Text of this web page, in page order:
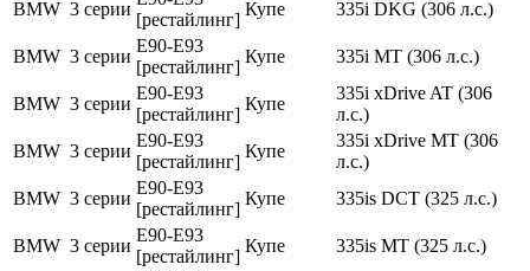
BMW 3 серии
[рестайлинг]
Купе 335i DKG (306 л.с.)
BMW 3 серии
E90-E93
[рестайлинг]
Купе 335i MT (306 л.с.)
BMW 3 серии
E90-E93
[рестайлинг]
Купе
335i xDrive AT (306
л.с.)
BMW 3 серии
E90-E93
[рестайлинг]
Купе
335i xDrive MT (306
л.с.)
BMW 3 серии
E90-E93
[рестайлинг]
Купе 335is DCT (325 л.с.)
BMW 3 серии
E90-E93
[рестайлинг]
Купе 335is MT (325 л.с.)